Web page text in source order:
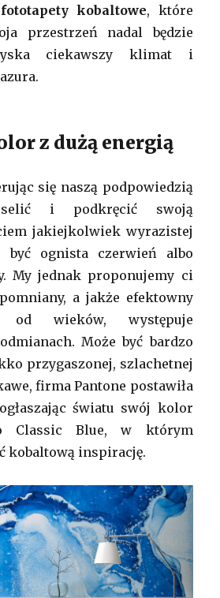
fototapety kobaltowe, które
przestrzeń nadal będzie
ciekawszy klimat i
z dużą energią
się naszą podpowiedzią
i podkręcić swoją
jakiejkolwiek wyrazistej
być ognista czerwień albo
My jednak proponujemy ci
a jakże efektowny
od wieków, występuje
Może być bardzo
przygaszonej, szlachetnej
firma Pantone postawiła
światu swój kolor
Classic Blue, w którym
kobaltową inspirację.